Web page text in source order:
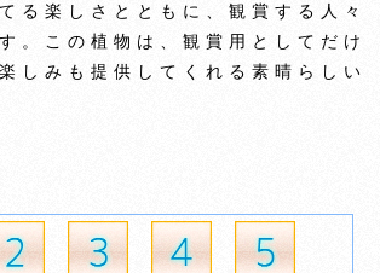
る楽しさとともに、観賞する人々
。この植物は、観賞用としてだけ
しみも提供してくれる素晴らしい